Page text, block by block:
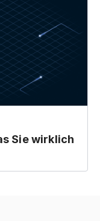
Sie wirklich